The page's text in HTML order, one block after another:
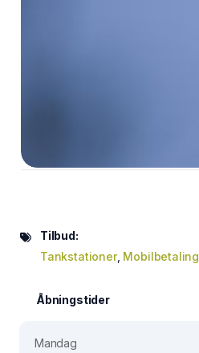
Tilbud:
Tankstationer, Mobilbetaling
Åbningstider
Mandag